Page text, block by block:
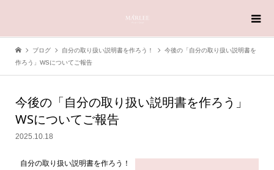
ブログ 自分の取り扱い説明書を作ろう！
今後の「自分の取り扱い説明書を
作ろう」WSについてご報告
今後の「自分の取り扱い説明書を作ろう」
WSについてご報告
2025.10.18
自分の取り扱い説明書を作ろう！